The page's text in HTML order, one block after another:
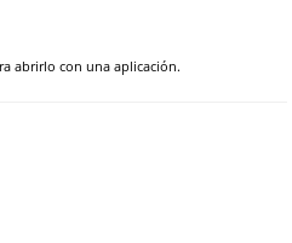
abrirlo con una aplicación.